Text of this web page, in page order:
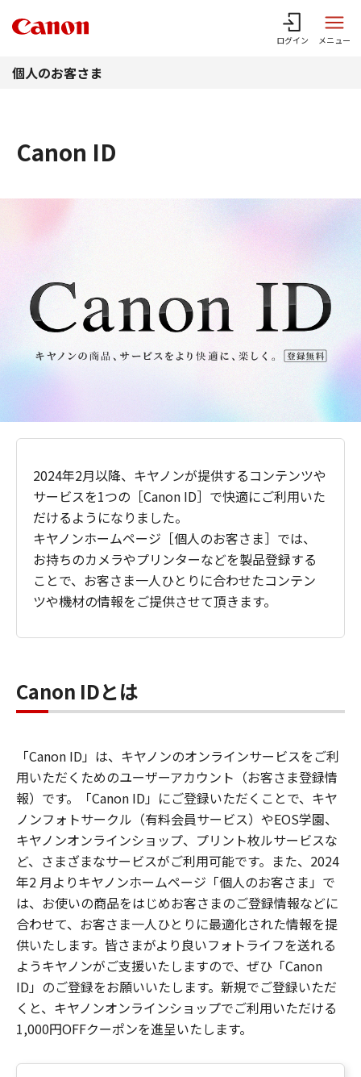
ログイン メニュー
個人のお客さま
Canon ID
2024年2月以降、キヤノンが提供するコンテンツや
サービスを1つの［Canon ID］で快適にご利用いた
だけるようになりました。
キヤノンホームページ［個人のお客さま］では、
お持ちのカメラやプリンターなどを製品登録する
ことで、お客さま一人ひとりに合わせたコンテン
ツや機材の情報をご提供させて頂きます。
Canon IDとは
「Canon ID」は、キヤノンのオンラインサービスをご利
用いただくためのユーザーアカウント（お客さま登録情
報）です。「Canon ID」にご登録いただくことで、キヤ
ノンフォトサークル（有料会員サービス）やEOS学園、
キヤノンオンラインショップ、プリント枚ルサービスな
ど、さまざまなサービスがご利用可能です。また、2024
年2 月よりキヤノンホームページ「個人のお客さま」で
は、お使いの商品をはじめお客さまのご登録情報などに
合わせて、お客さま一人ひとりに最適化された情報を提
供いたします。皆さまがより良いフォトライフを送れる
ようキヤノンがご支援いたしますので、ぜひ「Canon
ID」のご登録をお願いいたします。新規でご登録いただ
くと、キヤノンオンラインショップでご利用いただける
1,000円OFFクーポンを進呈いたします。